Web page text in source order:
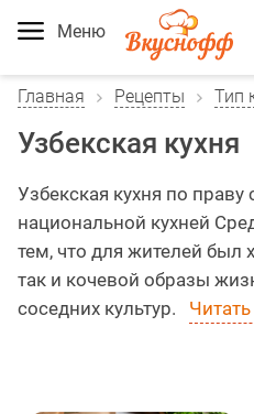
Меню
Главная Рецепты Тип
Узбекская кухня
Узбекская кухня по праву
национальной кухней
тем, что для жителей был
так и кочевой образы
соседних культур.